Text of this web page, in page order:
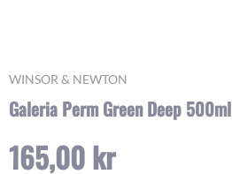
WINSOR & NEWTON
Galeria Perm Green Deep 500ml
165,00 kr
Skip
the
of
the